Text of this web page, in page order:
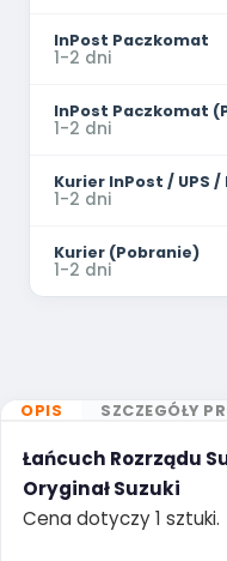
InPost Paczkomat
1-2 dni
InPost Paczkomat
1-2 dni
Kurier InPost / UPS /
1-2 dni
Kurier (Pobranie)
1-2 dni
OPIS SZCZEGÓŁY
Łańcuch Rozrządu
Oryginał Suzuki
Cena dotyczy 1 sztuki.